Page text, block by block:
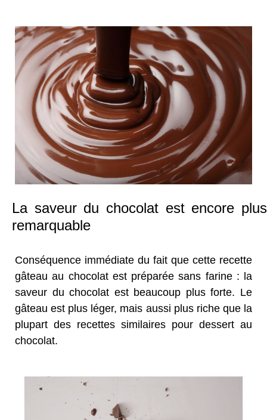
La saveur du chocolat est encore plus
remarquable
Conséquence immédiate du fait que cette recette
gâteau au chocolat est préparée sans farine : la
saveur du chocolat est beaucoup plus forte. Le
gâteau est plus léger, mais aussi plus riche que la
plupart des recettes similaires pour dessert au
chocolat.